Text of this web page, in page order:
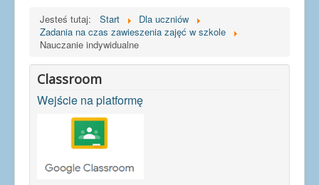
Jesteś tutaj: Start
Dla uczniów
Zadania na czas zawieszenia zajęć w szkole
Nauczanie indywidualne
Classroom
Wejście na platformę